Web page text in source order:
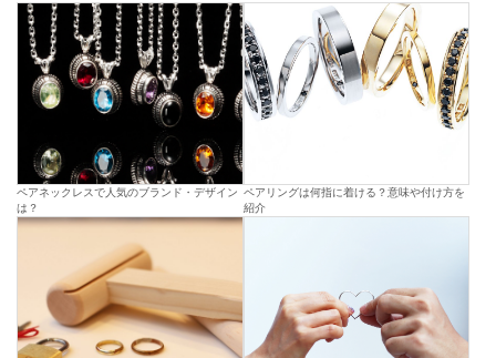
ペアネックレスで人気のブランド・デザイン
は？
ペアリングは何指に着ける？意味や付け方を
紹介